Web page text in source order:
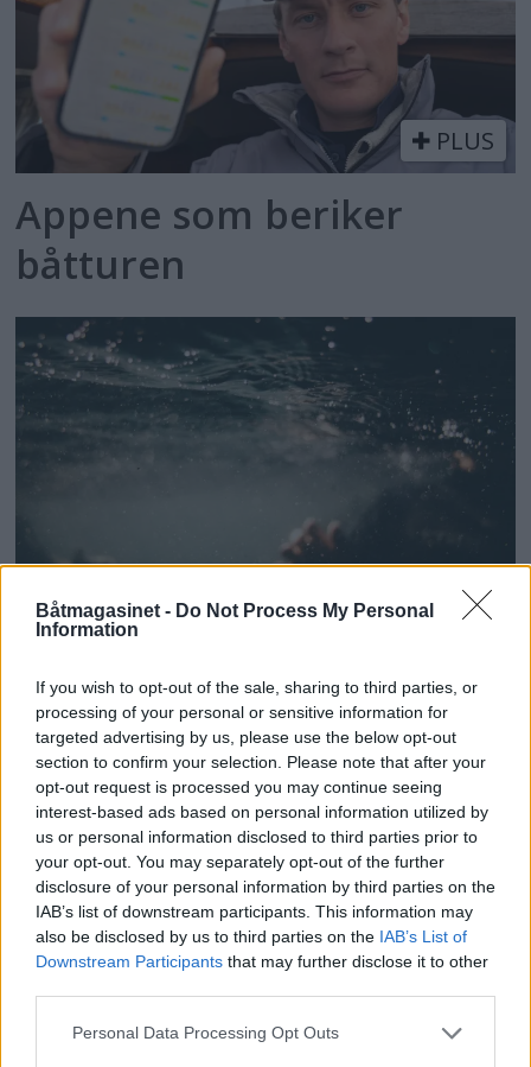
Båtmagasinet - Do Not Process My Personal
Information
If you wish to opt-out of the sale, sharing to third parties, or
processing of your personal or sensitive information for
targeted advertising by us, please use the below opt-out
section to confirm your selection. Please note that after your
opt-out request is processed you may continue seeing
interest-based ads based on personal information utilized by
us or personal information disclosed to third parties prior to
your opt-out. You may separately opt-out of the further
disclosure of your personal information by third parties on the
IAB’s list of downstream participants. This information may
also be disclosed by us to third parties on the IAB’s List of
Downstream Participants that may further disclose it to other
Personal Data Processing Opt Outs
PLUS
Appene som beriker
båtturen
Sterk økning i
drukningsulykker